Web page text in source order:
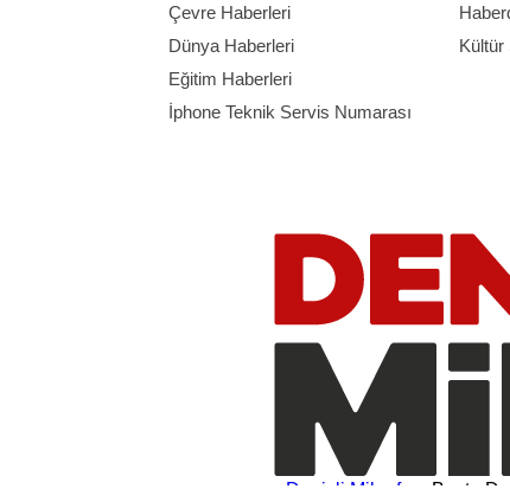
Çevre Haberleri
Dünya Haberleri
Eğitim Haberleri
İphone Teknik Servis Numarası
Kültür